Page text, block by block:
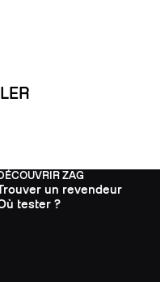
ZAG
un revendeur
tester ?